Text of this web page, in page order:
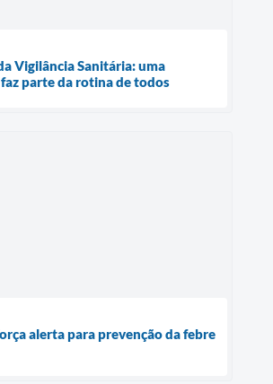
Vigilância Sanitária: uma
parte da rotina de todos
alerta para prevenção da febre